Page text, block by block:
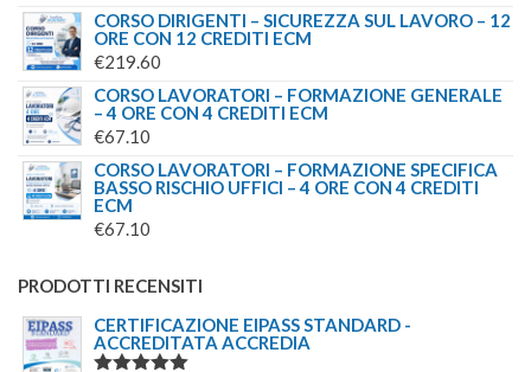
CORSO DIRIGENTI – SICUREZZA SUL LAVORO – 12
ORE CON 12 CREDITI ECM
€219.60
CORSO LAVORATORI – FORMAZIONE GENERALE
– 4 ORE CON 4 CREDITI ECM
€67.10
CORSO LAVORATORI – FORMAZIONE SPECIFICA
BASSO RISCHIO UFFICI – 4 ORE CON 4 CREDITI
ECM
€67.10
PRODOTTI RECENSITI
CERTIFICAZIONE EIPASS STANDARD -
ACCREDITATA ACCREDIA